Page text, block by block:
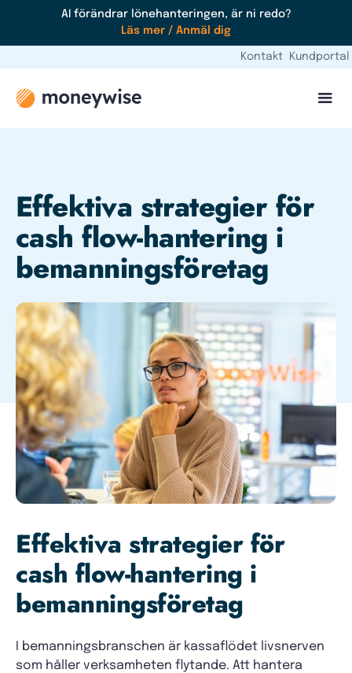
AI förändrar lönehanteringen, är ni redo?
Läs mer / Anmäl dig
Kontakt Kundportal
Effektiva strategier för
cash flow-hantering i
bemanningsföretag
Effektiva strategier för
cash flow-hantering i
bemanningsföretag
I bemanningsbranschen är kassaflödet livsnerven
som håller verksamheten flytande. Att hantera